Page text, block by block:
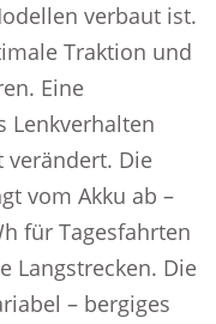
verbaut ist.
Traktion und
Eine
Lenkverhalten
Die
vom Akku ab –
für Tagesfahrten
Langstrecken. Die
– bergiges